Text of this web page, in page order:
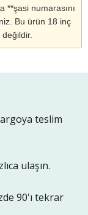
**şasi numarasını
Bu ürün 18 inç
teslim
ulaşın.
90'ı tekrar